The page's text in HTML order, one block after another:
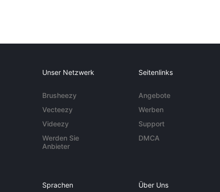
Unser Netzwerk
Brusheezy
Vecteezy
Videezy
Werden Sie
Anbieter
Seitenlinks
Angebote
Werben
Support
DMCA
Sprachen Über Uns